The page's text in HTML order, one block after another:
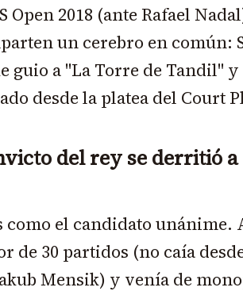
Open 2018 (ante Rafael
un cerebro en común:
guio a "La Torre de Tandil" y
desde la platea del Court
del rey se derritió a
como el candidato unánime.
de 30 partidos (no caía
Mensik) y venía de